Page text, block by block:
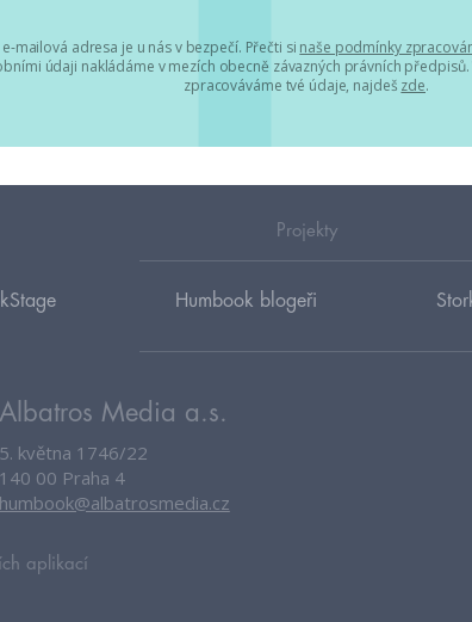
e-mailová adresa je u nás v bezpečí. Přečti si naše podmínky
údaji nakládáme v mezích obecně závazných právních
zpracováváme tvé údaje, najdeš zde.
Projekty
Humbook blogeři
Albatros Media a.s.
5. května 1746/22
140 00 Praha 4
humbook@albatrosmedia.cz
aplikací